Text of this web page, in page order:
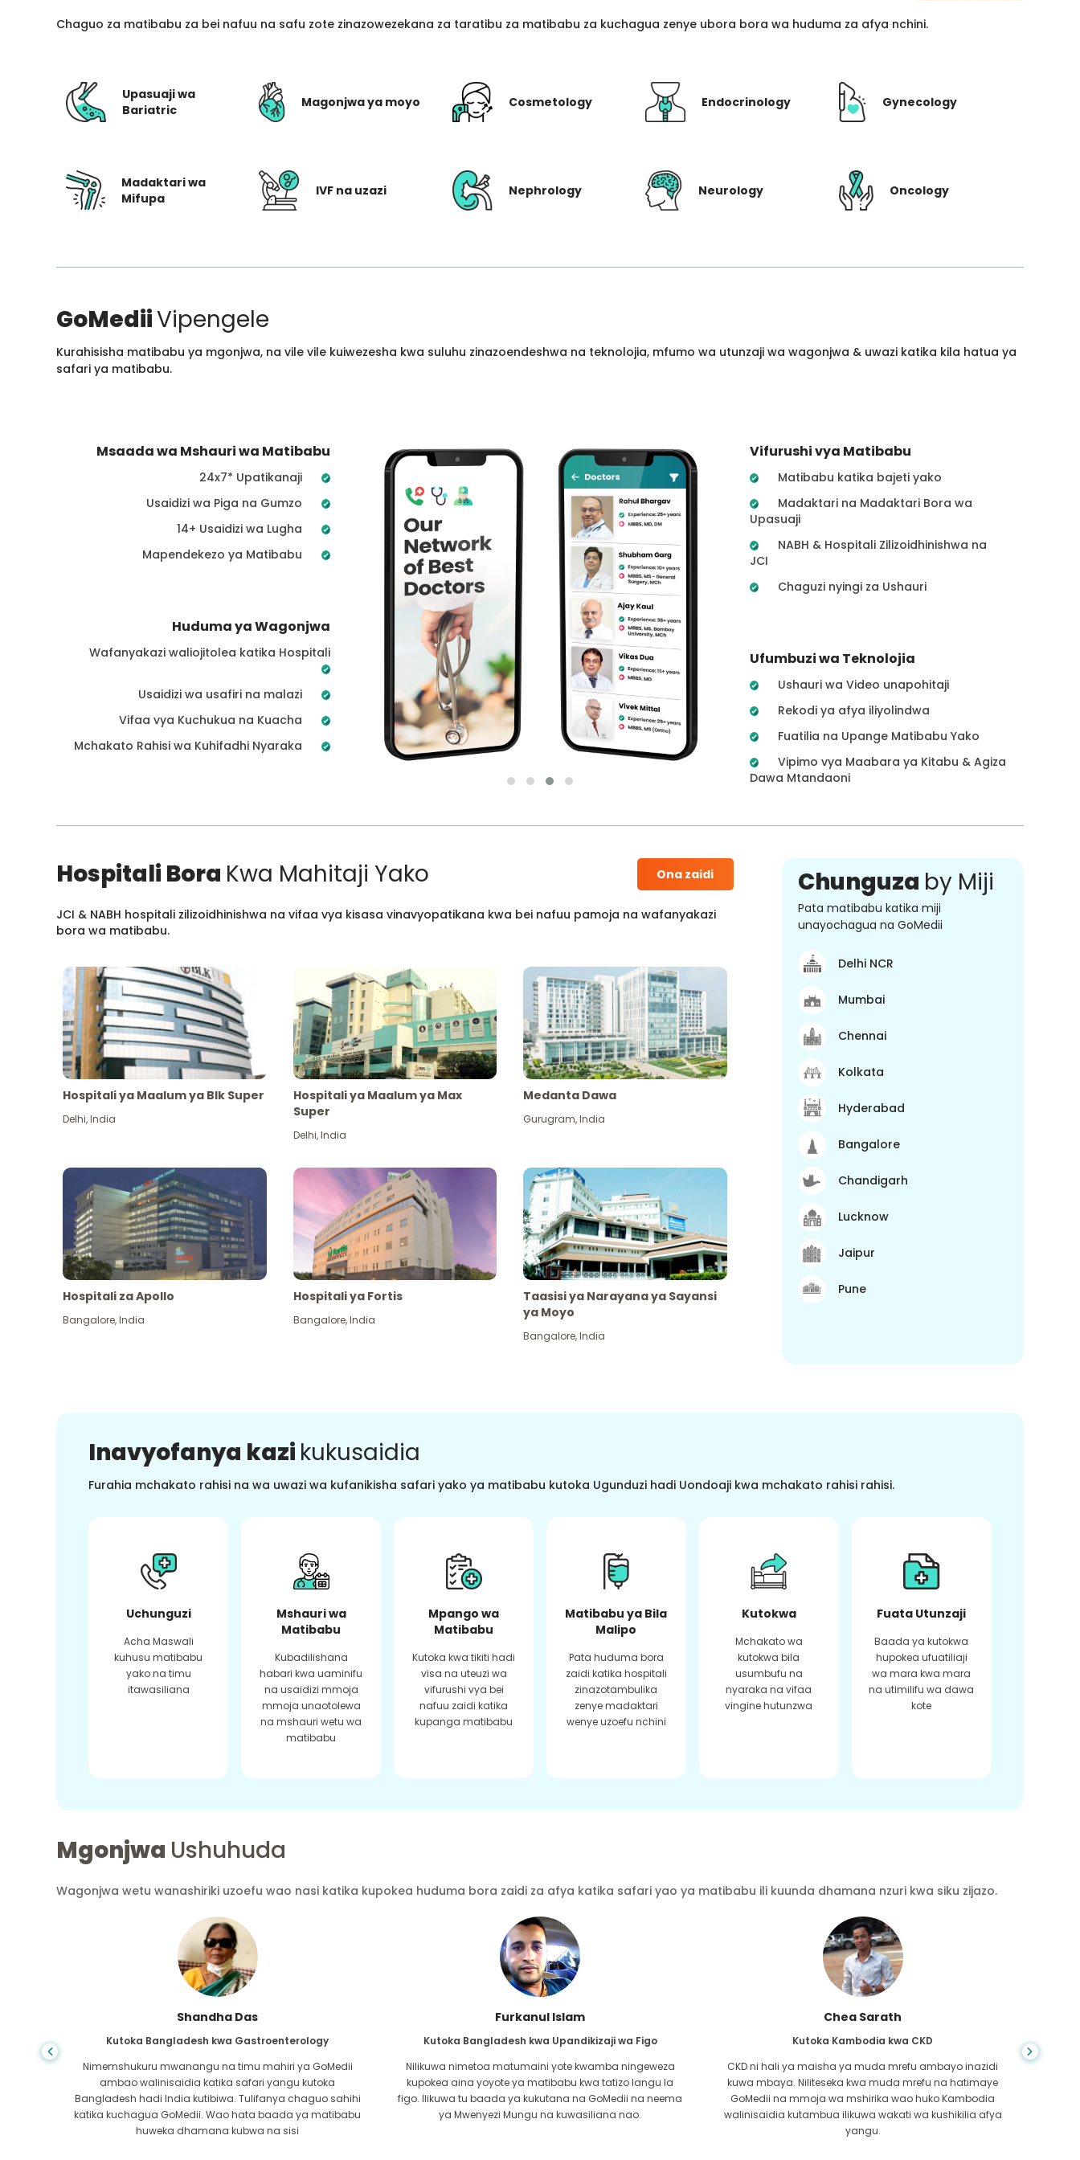
Chaguo za matibabu za bei nafuu na safu zote zinazowezekana za taratibu za matibabu za kuchagua zenye ubora bora wa huduma za afya nchini.
Upasuaji wa
Bariatric
Magonjwa ya moyo Cosmetology Endocrinology Gynecology
Madaktari wa
Mifupa
IVF na uzazi Nephrology Neurology Oncology
GoMediiVipengele
Kurahisisha matibabu ya mgonjwa, na vile vile kuiwezesha kwa suluhu zinazoendeshwa na teknolojia, mfumo wa utunzaji wa wagonjwa & uwazi katika kila hatua ya
safari ya matibabu.
Msaada wa Mshauri wa Matibabu
24x7* Upatikanaji
Usaidizi wa Piga na Gumzo
14+ Usaidizi wa Lugha
Mapendekezo ya Matibabu
Huduma ya Wagonjwa
Wafanyakazi waliojitolea katika Hospitali
Usaidizi wa usafiri na malazi
Vifaa vya Kuchukua na Kuacha
Mchakato Rahisi wa Kuhifadhi Nyaraka
Vifurushi vya Matibabu
Matibabu katika bajeti yako
Madaktari na Madaktari Bora wa
Upasuaji
NABH & Hospitali Zilizoidhinishwa na
JCI
Chaguzi nyingi za Ushauri
Ufumbuzi wa Teknolojia
Ushauri wa Video unapohitaji
Rekodi ya afya iliyolindwa
Fuatilia na Upange Matibabu Yako
Vipimo vya Maabara ya Kitabu & Agiza
Dawa Mtandaoni
Hospitali Bora Kwa Mahitaji Yako Ona zaidi
JCI & NABH hospitali zilizoidhinishwa na vifaa vya kisasa vinavyopatikana kwa bei nafuu pamoja na wafanyakazi
bora wa matibabu.
Hospitali ya Maalum ya Blk Super
Delhi,India
Hospitali ya Maalum ya Max
Super
Delhi,India
Medanta Dawa
Gurugram,India
Hospitali za Apollo
Bangalore,India
Hospitali ya Fortis
Bangalore,India
Taasisi ya Narayana ya Sayansi
ya Moyo
Bangalore,India
Chunguza by Miji
Pata matibabu katika miji
unayochagua na GoMedii
Delhi NCR
Mumbai
Chennai
Kolkata
Hyderabad
Bangalore
Chandigarh
Lucknow
Jaipur
Pune
Inavyofanya kazi kukusaidia
Furahia mchakato rahisi na wa uwazi wa kufanikisha safari yako ya matibabu kutoka Ugunduzi hadi Uondoaji kwa mchakato rahisi rahisi.
Uchunguzi
Acha Maswali
kuhusu matibabu
yako na timu
itawasiliana
Mshauri wa
Matibabu
Kubadilishana
habari kwa uaminifu
na usaidizi mmoja
mmoja unaotolewa
na mshauri wetu wa
matibabu
Mpango wa
Matibabu
Kutoka kwa tikiti hadi
visa na uteuzi wa
vifurushi vya bei
nafuu zaidi katika
kupanga matibabu
Matibabu ya Bila
Malipo
Pata huduma bora
zaidi katika hospitali
zinazotambulika
zenye madaktari
wenye uzoefu nchini
Kutokwa
Mchakato wa
kutokwa bila
usumbufu na
nyaraka na vifaa
vingine hutunzwa
Fuata Utunzaji
Baada ya kutokwa
hupokea ufuatiliaji
wa mara kwa mara
na utimilifu wa dawa
kote
Mgonjwa Ushuhuda
Wagonjwa wetu wanashiriki uzoefu wao nasi katika kupokea huduma bora zaidi za afya katika safari yao ya matibabu ili kuunda dhamana nzuri kwa siku zijazo.
Shandha Das
Kutoka Bangladesh kwa Gastroenterology
Nimemshukuru mwanangu na timu mahiri ya GoMedii
ambao walinisaidia katika safari yangu kutoka
Bangladesh hadi India kutibiwa. Tulifanya chaguo sahihi
katika kuchagua GoMedii. Wao hata baada ya matibabu
huweka dhamana kubwa na sisi
Furkanul Islam
Kutoka Bangladesh kwa Upandikizaji wa Figo
Nilikuwa nimetoa matumaini yote kwamba ningeweza
kupokea aina yoyote ya matibabu kwa tatizo langu la
figo. Ilikuwa tu baada ya kukutana na GoMedii na neema
ya Mwenyezi Mungu na kuwasiliana nao.
Chea Sarath
Kutoka Kambodia kwa CKD
CKD ni hali ya maisha ya muda mrefu ambayo inazidi
kuwa mbaya. Niliteseka kwa muda mrefu na hatimaye
GoMedii na mmoja wa mshirika wao huko Kambodia
walinisaidia kutambua ilikuwa wakati wa kushikilia afya
yangu.